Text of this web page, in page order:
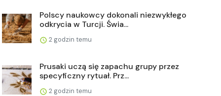
Polscy naukowcy dokonali niezwykłego
odkrycia w Turcji. Świa...
2 godzin temu
Prusaki uczą się zapachu grupy przez
specyficzny rytuał. Prz...
2 godzin temu